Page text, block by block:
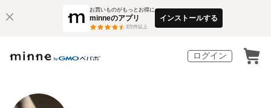
お買いものがもっとお得に
minneのアプリ
3万件以上
インストールする
ログイン